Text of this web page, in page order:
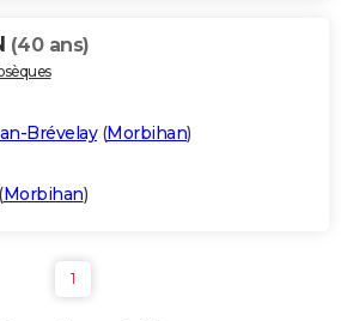
(40 ans)
Brévelay(Morbihan)
(Morbihan)
1